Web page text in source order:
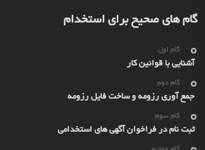
گام های صحیح برای استخدام
گام اول
آشنایی با قوانین کار
گام دوم
جمع آوری رزومه و ساخت فایل رزومه
گام سوم
ثبت نام در فراخوان آگهی های استخدامی